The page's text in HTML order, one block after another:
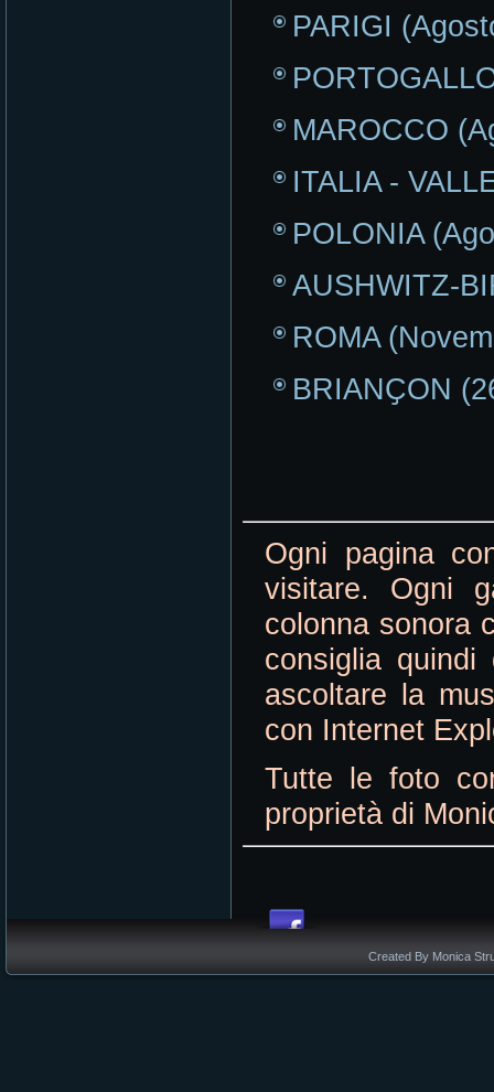
PARIGI
MAROCCO
ITALIA -
POLONIA
AUSHWITZ-
ROMA
BRIANҪON
Ogni pagina
visitare. Ogni
colonna sonora
consiglia
ascoltare la
con Internet
Tutte le foto
proprietà di
Created By Monica